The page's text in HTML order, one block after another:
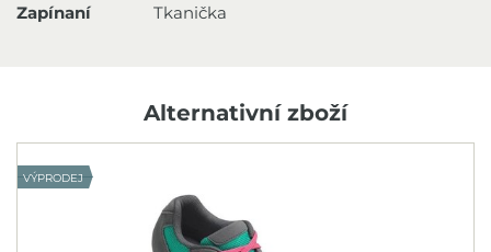
Zapínaní Tkanička
Alternativní zboží
VÝPRODEJ